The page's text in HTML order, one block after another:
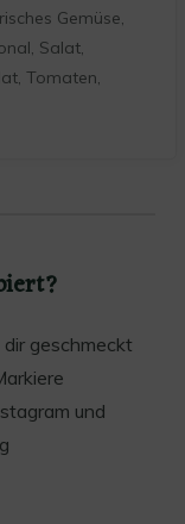
Gemüse,
Salat,
Tomaten,
geschmeckt
und